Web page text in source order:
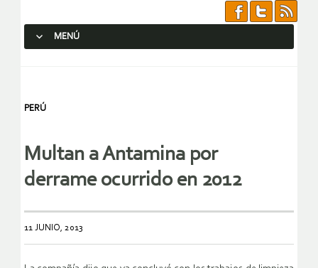
MENÚ
PERÚ
Multan a Antamina por
derrame ocurrido en 2012
11 JUNIO, 2013